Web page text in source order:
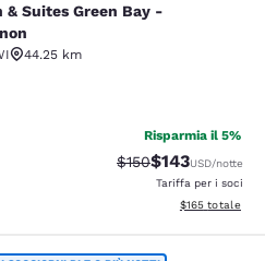
Green Bay -
Suites Green Bay -
44.25 km
3.66 stelle. Buono. 1073 recensioni
Risparmia il 5%
Tariffa di barratura:
$150Tariffa
$143USD/notte
Tariffa per i soci
Visualizza i
$165 totale